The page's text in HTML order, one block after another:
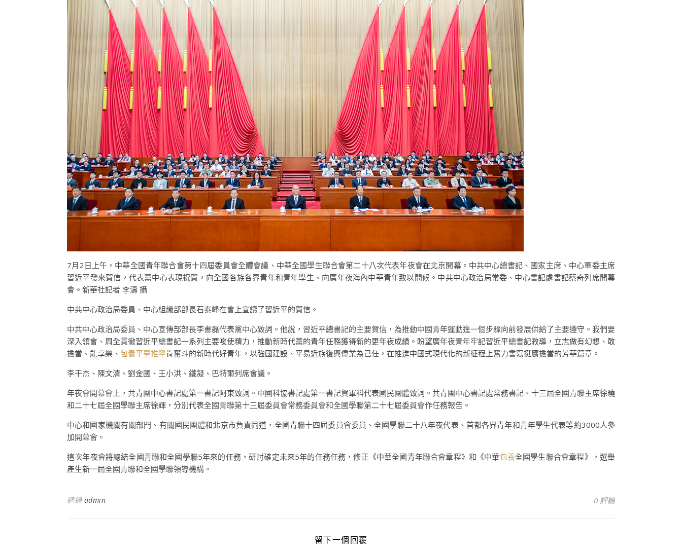
7月2日上午，中華全國青年聯合會第十四屆委員會全體會議、中華全國學生聯合會第二十八次代表年夜會在北京開幕。中共中心總書記、國家主席、中心軍委主席
習近平發來賀信，代表黨中心表現祝賀，向全國各族各界青年和青年學生、向廣年夜海內中華青年致以問候。中共中心政治局常委、中心書記處書記蔡奇列席開幕
會。新華社記者 李濤 攝
中共中心政治局委員、中心組織部部長石泰峰在會上宣讀了習近平的賀信。
中共中心政治局委員、中心宣傳部部長李書磊代表黨中心致詞。他說，習近平總書記的主要賀信，為推動中國青年運動進一個步驟向前發展供給了主要遵守。我們要
深入領會、周全貫徹習近平總書記一系列主要唆使精力，推動新時代黨的青年任務獲得新的更年夜成績。盼望廣年夜青年牢記習近平總書記教導，立志做有幻想、敢
擔當、能享樂、 包養平臺推舉肯奮斗的新時代好青年，以強國建設、平易近族復興偉業為己任，在推進中國式現代化的新征程上奮力書寫挺膺擔當的芳華篇章。
李干杰、陳文清、劉金國、王小洪、鐵凝、巴特爾列席會議。
年夜會開幕會上，共青團中心書記處第一書記阿東致詞。中國科協書記處第一書記賀軍科代表國民團體致詞。共青團中心書記處常務書記、十三屆全國青聯主席徐曉
和二十七屆全國學聯主席徐輝，分別代表全國青聯第十三屆委員會常務委員會和全國學聯第二十七屆委員會作任務報告。
中心和國家機關有關部門、有關國民團體和北京市負責同道，全國青聯十四屆委員會委員、全國學聯二十八年夜代表、首都各界青年和青年學生代表等約3000人參
加開幕會。
這次年夜會將總結全國青聯和全國學聯5年來的任務，研討確定未來5年的任務任務，修正《中華全國青年聯合會章程》和《中華包養全國學生聯合會章程》，選舉
產生新一屆全國青聯和全國學聯領導機構。
通過 admin 0 評論
留下一個回覆